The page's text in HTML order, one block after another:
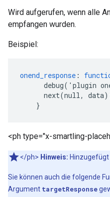
Wird aufgerufen, wenn alle
empfangen wurden.
Beispiel:
onend_response :
debug('plugin
next(null,
data)
}
<ph type="x-smartling-
</ph> Hinweis: Hinzugefügt
Sie können auch die folgende
Argument targetResponse